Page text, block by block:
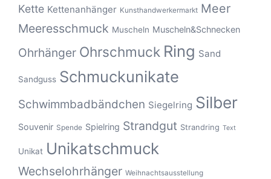
Kette Kettenanhänger Kunsthandwerkermarkt Meer
Meeresschmuck Muscheln Muscheln&Schnecken
Ohrhänger Ohrschmuck Ring Sand
Sandguss Schmuckunikate
Schwimmbadbändchen Siegelring Silber
Souvenir Spende Spielring Strandgut Strandring Text
Unikat Unikatschmuck
Wechselohrhänger Weihnachtsausstellung